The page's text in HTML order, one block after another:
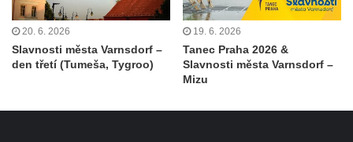
20. 6. 2026
Slavnosti města Varnsdorf –
den třetí (Tumeša, Tygroo)
19. 6. 2026
Tanec Praha 2026 &
Slavnosti města Varnsdorf –
Mizu